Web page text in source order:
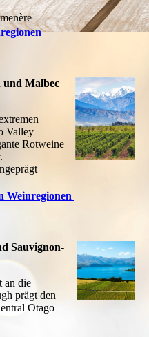
Malbec
Valley
Rotweine
Weinregionen
Sauvignon-
an die
prägt den
Otago